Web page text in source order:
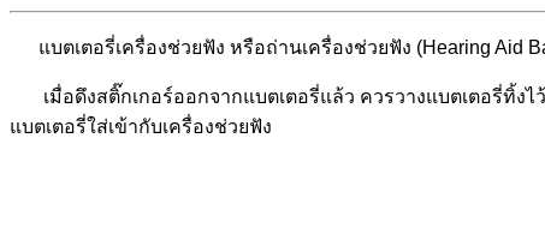
แบตเตอรี่เครื่องช่วยฟัง หรือถ่านเครื่องช่วยฟัง (Hearing Aid
เมื่อดึงสติ๊กเกอร์ออกจากแบตเตอรี่แล้ว ควรวางแบตเตอรี่ทิ้
แบตเตอรี่ใส่เข้ากับเครื่องช่วยฟัง